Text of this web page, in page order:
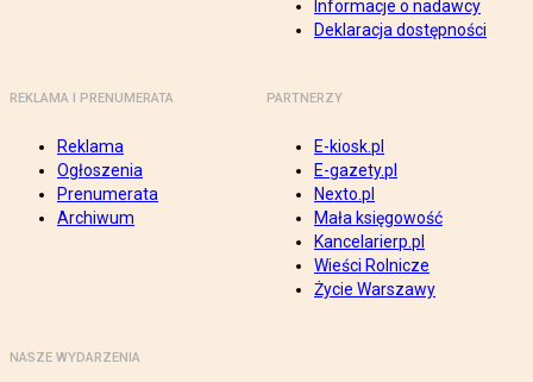
Informacje o nadawcy
Deklaracja dostępności
REKLAMA I PRENUMERATA
Reklama
Ogłoszenia
Prenumerata
Archiwum
PARTNERZY
E-kiosk.pl
E-gazety.pl
Nexto.pl
Mała księgowość
Kancelarierp.pl
Wieści Rolnicze
Życie Warszawy
NASZE WYDARZENIA